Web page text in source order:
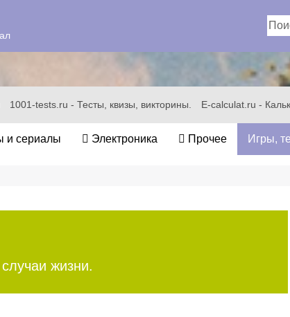
1001-tests.ru - Тесты, квизы, викторины. E-calculat.ru -
и сериалы Электроника Прочее Игры,
жизни.